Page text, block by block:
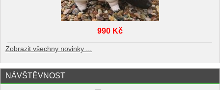
990 Kč
Zobrazit všechny novinky ...
NÁVŠTĚVNOST